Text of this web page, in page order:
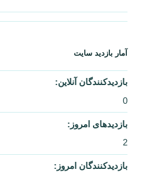
آمار بازدید سایت
بازدیدکنندگان آنلاین:
0
بازدیدهای امروز:
2
بازدیدکنندگان امروز: